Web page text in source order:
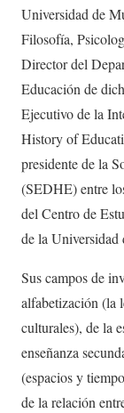
Universidad de
Filosofía,
Director del
Educación de
Ejecutivo de la
History of
presidente de la
(SEDHE) entre
del Centro de
de la Universidad
Sus campos de
alfabetización (la
culturales), de la
enseñanza
(espacios y
de la relación